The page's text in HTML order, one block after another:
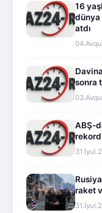
16
atdı
sonra
ABŞ-
raket